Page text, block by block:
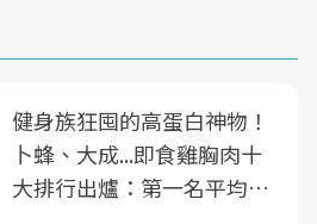
健身族狂囤的高蛋白神物！
卜蜂、大成...即食雞胸肉十
大排行出爐：第一名平均一